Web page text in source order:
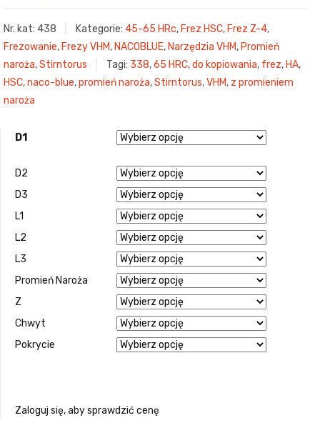
Nr. kat: 438 Kategorie: 45-65 HRc, Frez HSC, Frez Z-4,
Frezowanie, Frezy VHM, NACOBLUE, Narzędzia VHM, Promień
naroża,Stirntorus Tagi: 338,65 HRC,do kopiowania, frez, HA,
HSC,naco-blue,promień naroża,Stirntorus,VHM, z promieniem
naroża
D1
D2
D3
L1
L2
L3
Promień Naroża
Z
Chwyt
Pokrycie
Zaloguj się, aby sprawdzić cenę